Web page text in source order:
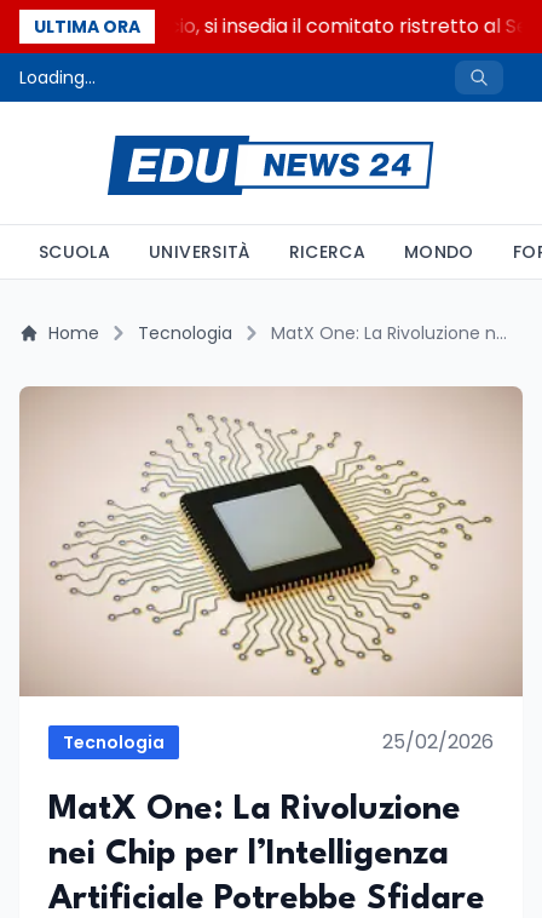
ULTIMA ORA
Riforma del calcio, si insedia il comitato ristretto al
Loading...
SCUOLA UNIVERSITÀ RICERCA MONDO
Home Tecnologia MatX One: La Rivoluzione nei Chip per l’Intelligenza Artificiale Potrebbe Sfidare il Dominio NVIDIA
Tecnologia 25/02/2026
MatX One: La Rivoluzione
nei Chip per l’Intelligenza
Artificiale Potrebbe Sfidare